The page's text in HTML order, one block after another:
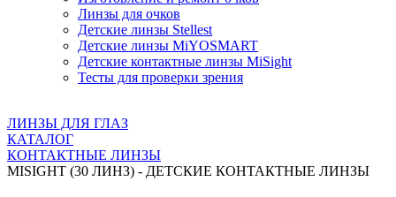
Линзы для очков
Детские линзы Stellest
Детские линзы MiYOSMART
Детские контактные линзы MiSight
Тесты для проверки зрения
ЛИНЗЫ ДЛЯ ГЛАЗ
КАТАЛОГ
КОНТАКТНЫЕ ЛИНЗЫ
MISIGHT (30 ЛИНЗ) - ДЕТСКИЕ КОНТАКТНЫЕ ЛИНЗЫ